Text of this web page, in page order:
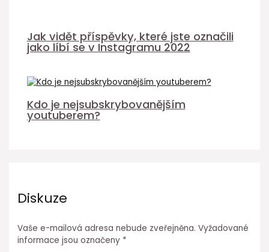
Jak vidět příspěvky, které jste označili
jako líbí se v Instagramu 2022
Kdo je nejsubskrybovanějším
youtuberem?
Diskuze
Vaše e-mailová adresa nebude zveřejněna. Vyžadované
informace jsou označeny *